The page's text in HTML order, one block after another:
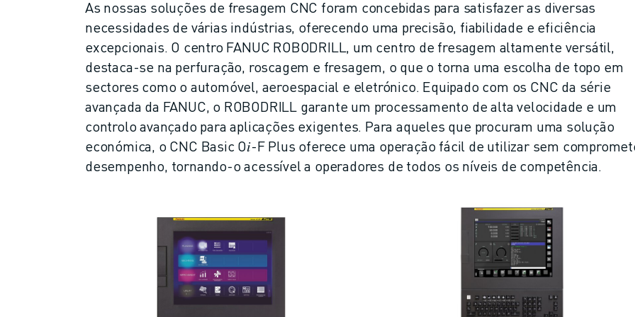
JUNTE-SE A NÓS » PORTAL DE EMPREGO
As nossas soluções de fresagem CNC foram concebidas para satisfazer as diversas
necessidades de várias indústrias, oferecendo uma precisão, fiabilidade e eficiência
excepcionais. O centro FANUC ROBODRILL, um centro de fresagem altamente versátil,
destaca-se na perfuração, roscagem e fresagem, o que o torna uma escolha de topo em
sectores como o automóvel, aeroespacial e eletrónico. Equipado com os CNC da série
avançada da FANUC, o ROBODRILL garante um processamento de alta velocidade e um
controlo avançado para aplicações exigentes. Para aqueles que procuram uma solução
económica, o CNC Basic O𝑖-F Plus oferece uma operação fácil de utilizar sem
desempenho, tornando-o acessível a operadores de todos os níveis de competência.